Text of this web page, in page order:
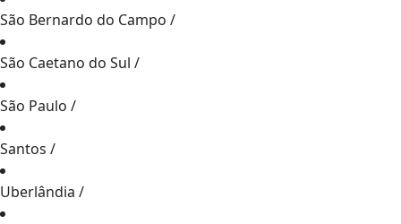
São Bernardo do Campo /
São Caetano do Sul /
São Paulo /
Santos /
Uberlândia /